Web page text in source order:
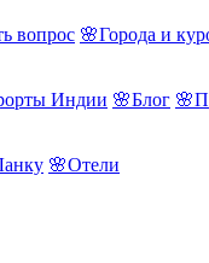
вопрос 🌸Города и
Индии 🌸Блог
🌸Отели